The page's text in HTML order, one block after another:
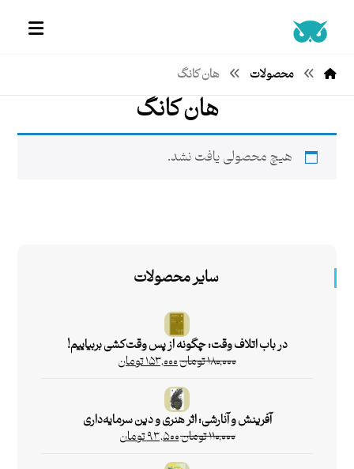
محصولات هان کانگ
هان کانگ
هیچ محصولی یافت نشد.
سایر محصولات
در باب اتلاف وقت: چگونه از پس وقت‌کشی بربیاییم!
۱۸۰,۰۰۰تومان۱۵۳,۰۰۰تومان
آفرینش و آنارشی: اثر هنری و دین سرمایه‌داری
۱۱۰,۰۰۰تومان۹۳,۵۰۰تومان